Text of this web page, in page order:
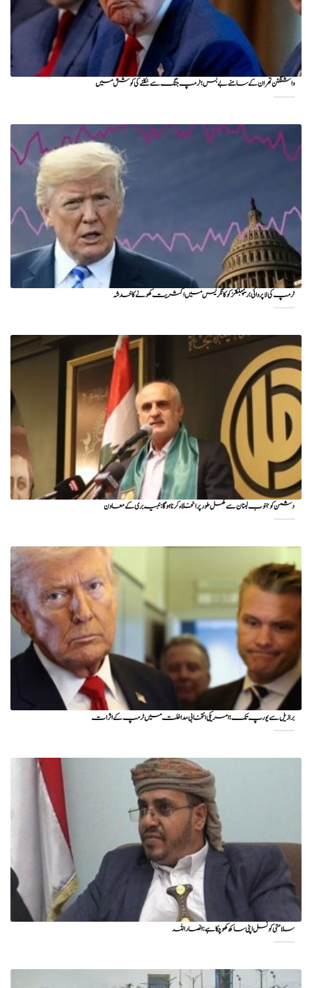
واشنگٹن تهران کے سامنے بے بس؛ ٹرمپ جنگ سے نکلنے کی کوشش میں
ٹرمپ کی لا پروائی؛ ریپبلکنز کو کانگریس میں اکثریت کھونے کا خدشہ
دشمن کو جنوب لبنان سے مکمل طور پر انخلاء کرنا ہوگا: نبیہ بری کے معاون
برازیل سے یورپ تک؛ امریکی انتخابی مداخلت میں ٹرمپ کے اثرات
سلامتی کونسل اپنی ساکھ کھو چکا ہے: انصار اللہ